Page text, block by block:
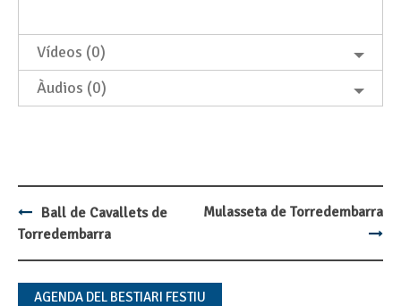
Vídeos (0)
Àudios (0)
Post
navigation
Ball de Cavallets de
Torredembarra
Mulasseta de Torredembarra
AGENDA DEL BESTIARI FESTIU